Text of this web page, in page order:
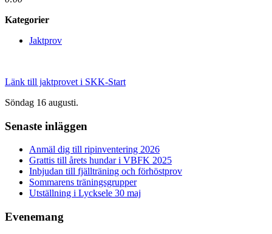
Kategorier
Jaktprov
Länk till jaktprovet i SKK-Start
Söndag 16 augusti.
Primärt
sidofält
Senaste inläggen
Anmäl dig till ripinventering 2026
Grattis till årets hundar i VBFK 2025
Inbjudan till fjällträning och förhöstprov
Sommarens träningsgrupper
Utställning i Lycksele 30 maj
Evenemang